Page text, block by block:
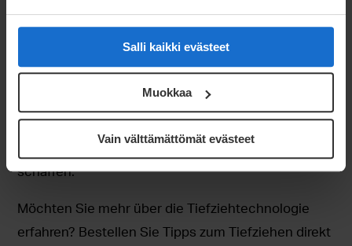
Salli kaikki evästeet
Muokkaa
Vain välttämättömät evästeet
verantwortungsvoll, was bedeutet, dass jeder bei
Meconet für das Erreichen unserer gemeinsamen
Ziele verantwortlich ist. Kontinuierliche
Verbesserung ermöglicht es, unsere
Wettbewerbsfähigkeit zu verbessern, die
Arbeitszufriedenheit zu erhöhen und Mehrwert zu
schaffen.
Möchten Sie mehr über die Tiefziehtechnologie
erfahren? Bestellen Sie Tipps zum Tiefziehen direkt